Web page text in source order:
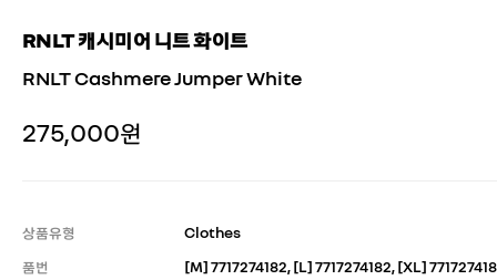
RNLT 캐시미어 니트 화이트
RNLT Cashmere Jumper White
275,000원
상품유형
Clothes
품번
[M] 7717274182, [L] 7717274182, [XL]